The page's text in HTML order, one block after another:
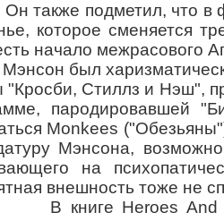
подметил, что в
которое сменяется
начало межрасового
был
"Кросби, Стиллз и Нэш",
пародировавшей
Monkees
Мэнсона,
на
внешность тоже не
Heroes And